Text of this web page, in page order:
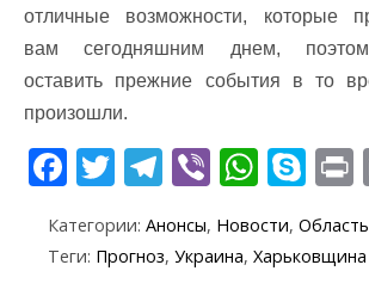
отличные возможности, которые
вам сегодняшним днем,
оставить прежние события в то
произошли.
F
e
T
itt
T
e
gr
Vi
er
W
at
s
S
k
y t
Категории: Анонсы, Новости, Область
Теги: Прогноз, Украина, Харьковщина